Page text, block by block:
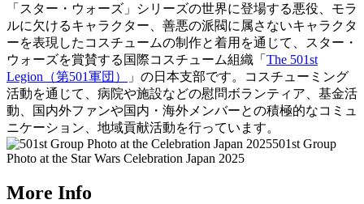
「スター・ウォーズ」シリーズの世界に登場する悪役、モラ
ルに欠けるキャラクター、善悪の派閥に属さないキャラクタ
ーを表現したコスチュームの制作と着用を通じて、スター・
ウォーズを賞賛する国際コスチューム組織「 The 501st
Legion（第501軍団）
」の日本支部です。コスチューミング
活動を通じて、病院や施設などの慰問ボランティア、基金活
動、国内外ファンや国内・海外メンバーとの積極的なコミュ
ニケーション、地域貢献活動を行っています。
501st Group
Photo at the Star Wars Celebration Japan 2025
More Info